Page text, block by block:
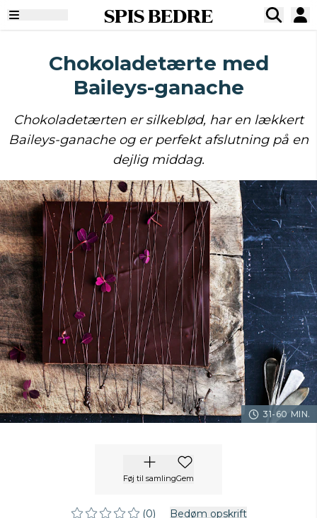
SPIS BEDRE
Chokoladetærte med
Baileys-ganache
Chokoladetærten er silkeblød, har en lækkert
Baileys-ganache og er perfekt afslutning på en
dejlig middag.
31-60 MIN.
Føj til samlingGem
(0) Bedøm opskrift